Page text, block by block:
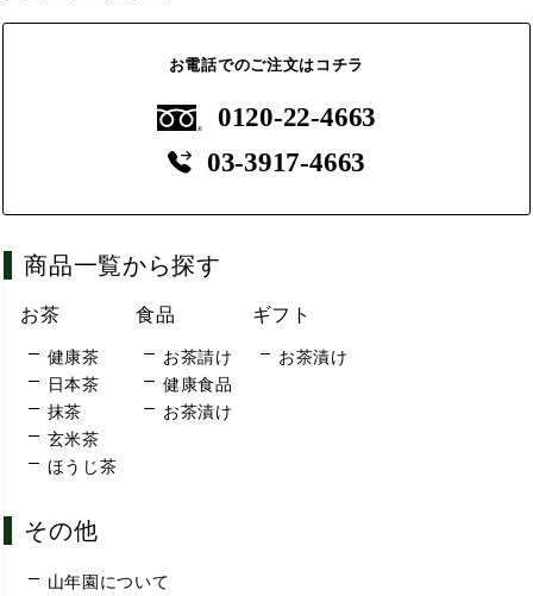
お電話でのご注文はコチラ
0120-22-4663
03-3917-4663
商品一覧から探す
お茶
健康茶
日本茶
抹茶
玄米茶
ほうじ茶
食品
お茶請け
健康食品
お茶漬け
ギフト
お茶漬け
その他
山年園について